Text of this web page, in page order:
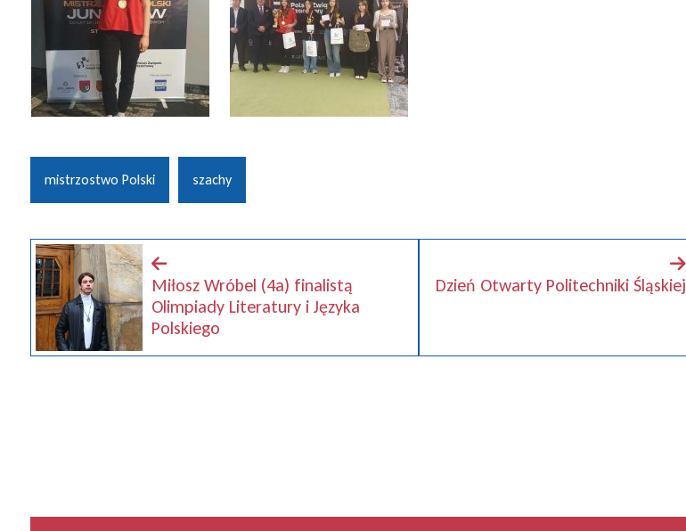
mistrzostwo Polski szachy
Miłosz Wróbel (4a) finalistą
Olimpiady Literatury i Języka
Polskiego
Dzień Otwarty Politechniki Śląskiej